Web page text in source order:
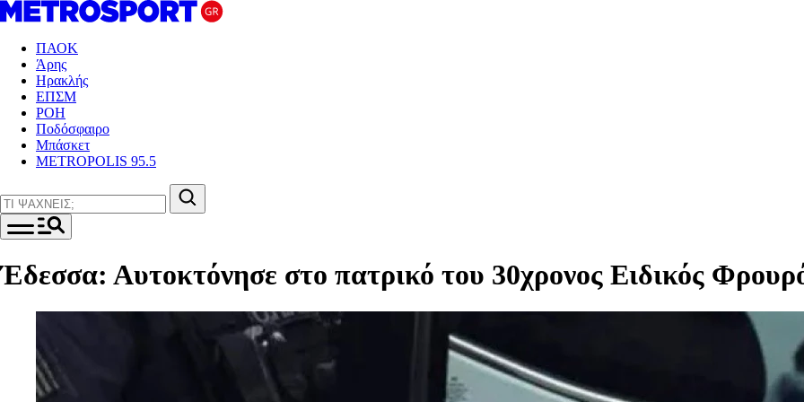
ΠΑΟΚ
Άρης
Ηρακλής
ΕΠΣΜ
ΡΟΗ
Ποδόσφαιρο
Μπάσκετ
METROPOLIS 95.5
Έδεσσα: Αυτοκτόνησε στο πατρικό του 30χρονος Ειδικός